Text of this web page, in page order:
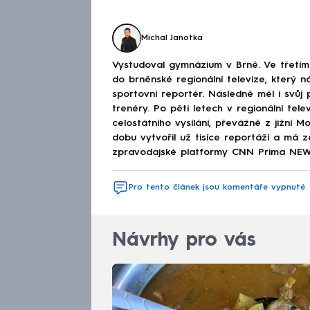
Michal Janotka
Vystudoval gymnázium v Brně. Ve
do brněnské regionální televize, který
sportovní reportér. Následně měl i svůj
trenéry. Po pěti letech v regionální
celostátního vysílání, převážně z jižní
dobu vytvořil už tisíce reportáží a má
zpravodajské platformy CNN Prima
Pro tento článek jsou komentáře vypnuté
Návrhy pro vás